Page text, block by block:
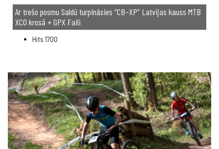
Ar trešo posmu Saldū turpināsies “CB–XP” Latvijas kauss MTB
XCO krosā + GPX Faili
Hits 1700